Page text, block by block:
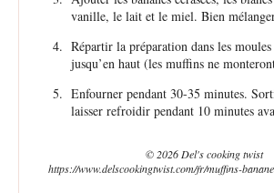
vanille, le lait et le miel. Bien
Répartir la préparation dans les
jusqu’en haut (les muffins ne
Enfourner pendant 30-35 minutes.
laisser refroidir pendant 10 minutes
© 2026 Del's cooking twist
https://www.delscookingtwist.com/fr/muffins-